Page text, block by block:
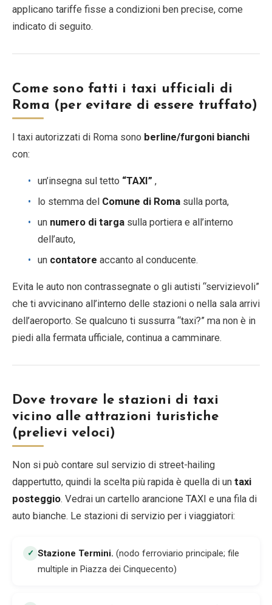
applicano tariffe fisse a condizioni ben precise, come
indicato di seguito.
Come sono fatti i taxi ufficiali di
Roma (per evitare di essere truffato)
I taxi autorizzati di Roma sono berline/furgoni bianchi
con:
un’insegna sul tetto “TAXI” ,
lo stemma del Comune di Roma sulla porta,
un numero di targa sulla portiera e all’interno
dell’auto,
un contatore accanto al conducente.
Evita le auto non contrassegnate o gli autisti “servizievoli”
che ti avvicinano all’interno delle stazioni o nella sala arrivi
dell’aeroporto. Se qualcuno ti sussurra “taxi?” ma non è in
piedi alla fermata ufficiale, continua a camminare.
Dove trovare le stazioni di taxi
vicino alle attrazioni turistiche
(prelievi veloci)
Non si può contare sul servizio di street-hailing
dappertutto, quindi la scelta più rapida è quella di un taxi
posteggio. Vedrai un cartello arancione TAXI e una fila di
auto bianche. Le stazioni di servizio per i viaggiatori:
✓ Stazione Termini. (nodo ferroviario principale; file
multiple in Piazza dei Cinquecento)